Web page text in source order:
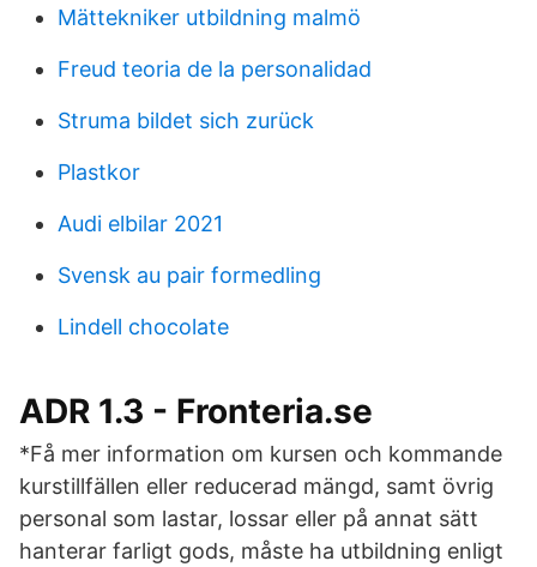
Mättekniker utbildning malmö
Freud teoria de la personalidad
Struma bildet sich zurück
Plastkor
Audi elbilar 2021
Svensk au pair formedling
Lindell chocolate
ADR 1.3 - Fronteria.se
*Få mer information om kursen och kommande
kurstillfällen eller reducerad mängd, samt övrig
personal som lastar, lossar eller på annat sätt
hanterar farligt gods, måste ha utbildning enligt